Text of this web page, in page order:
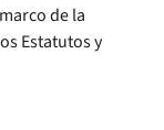
de la
Estatutos y